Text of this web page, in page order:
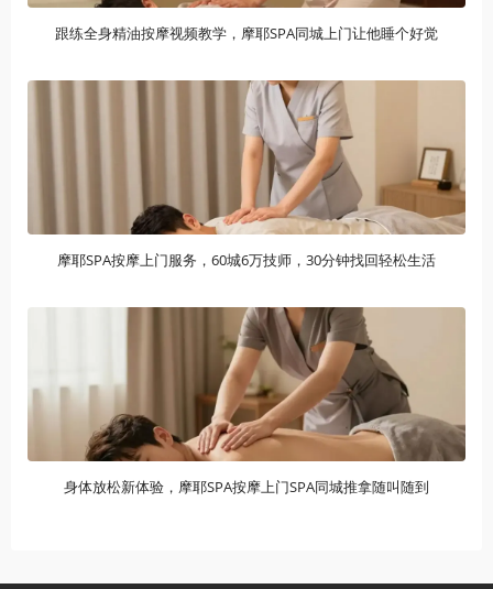
跟练全身精油按摩视频教学，摩耶SPA同城上门让他睡个好觉
摩耶SPA按摩上门服务，60城6万技师，30分钟找回轻松生活
身体放松新体验，摩耶SPA按摩上门SPA同城推拿随叫随到